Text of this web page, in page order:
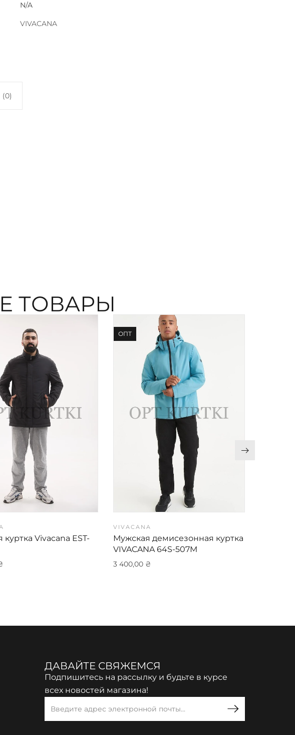
N/A
VIVACANA
ТОВАРЫ
Vivacana EST-
ОПТ
VIVACANA
Мужская демисезонная куртка
VIVACANA 64S-507М
3 400,00 ₴
ДАВАЙТЕ СВЯЖЕМСЯ
Подпишитесь на рассылку и будьте в курсе
всех новостей магазина!